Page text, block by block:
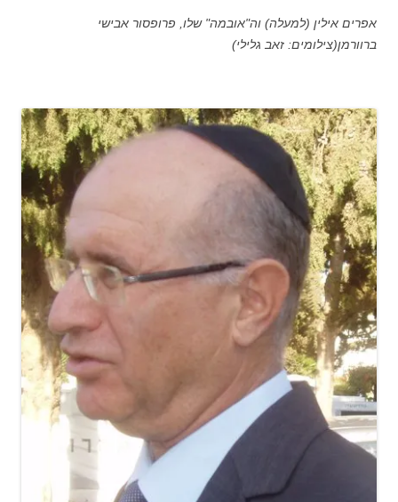
אפרים אילין (למעלה) וה"אובמה" שלו, פרופסור אבישי
ברוורמן(צילומים: זאב גלילי)